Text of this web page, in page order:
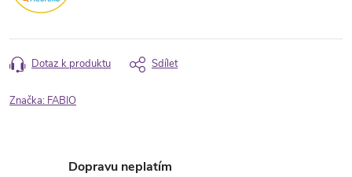
Dotaz k produktu Sdílet
Značka: FABIO
Dopravu neplatím